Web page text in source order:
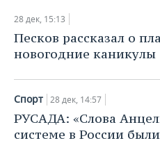
КОРОЛИ ГОСЗАКАЗА ПФО
ВУЗЫ ТАТАРСТАНА
КОМУ ПРИНАДЛЕЖАТ
ТОРГОВЫЕ ЦЕНТРЫ
ТАТАРСТАНА
ФИНАНСЫ
БАНКИ
БЮДЖЕТ
ИНВЕСТИЦИИ
НОВОСТИ
АГРОПРОМ
МАШИНОСТРОЕНИЕ
НЕФТЕХИМИЯ
НЕДВИЖИМОСТЬ
НОВОСТИ
АВТО
НОВОСТИ АВТО
БИЗНЕС
НОВОСТИ БИЗНЕСА
ТЕХНОЛОГИИ
28 дек, 15:13
Песков рассказал о
новогодние каникулы
Спорт 28 дек, 14:57
РУСАДА: «Слова
системе в России